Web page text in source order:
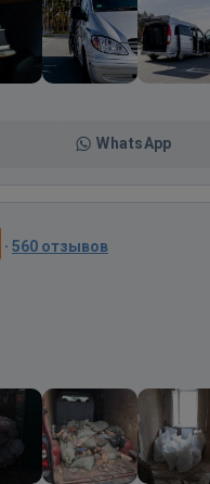
WhatsApp
· 560 отзывов